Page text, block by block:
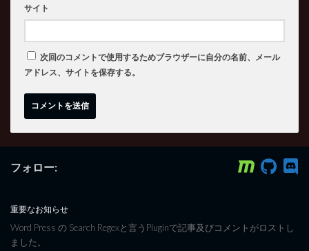
サイト
次回のコメントで使用するためブラウザーに自分の名前、メール
アドレス、サイトを保存する。
フォロー:
重要なお知らせ
Word Press の Search Regexと言うPluginで記事及びコメントがロストし
ました。